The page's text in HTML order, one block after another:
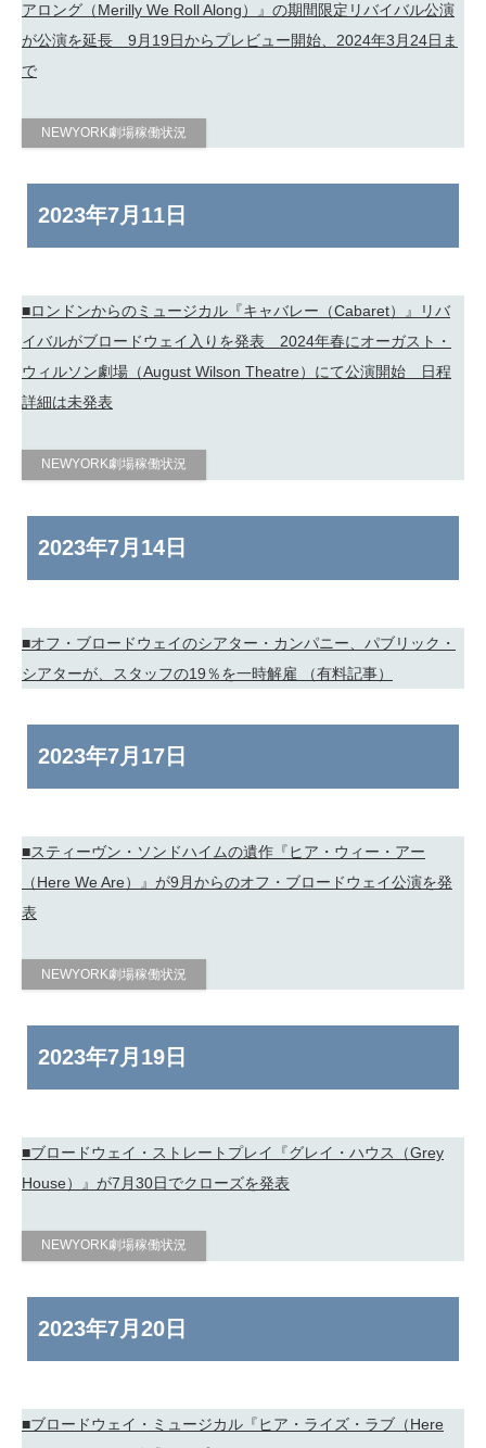
アロング（Merilly We Roll Along）』の期間限定リバイバル公演
が公演を延長 9月19日からプレビュー開始、2024年3月24日ま
で
NEWYORK劇場稼働状況
2023年7月11日
■ロンドンからのミュージカル『キャバレー（Cabaret）』リバ
イバルがブロードウェイ入りを発表 2024年春にオーガスト・
ウィルソン劇場（August Wilson Theatre）にて公演開始 日程
詳細は未発表
NEWYORK劇場稼働状況
2023年7月14日
■オフ・ブロードウェイのシアター・カンパニー、パブリック・
シアターが、スタッフの19％を一時解雇 （有料記事）
2023年7月17日
■スティーヴン・ソンドハイムの遺作『ヒア・ウィー・アー
（Here We Are）』が9月からのオフ・ブロードウェイ公演を発
表
NEWYORK劇場稼働状況
2023年7月19日
■ブロードウェイ・ストレートプレイ『グレイ・ハウス（Grey
House）』が7月30日でクローズを発表
NEWYORK劇場稼働状況
2023年7月20日
■ブロードウェイ・ミュージカル『ヒア・ライズ・ラブ（Here